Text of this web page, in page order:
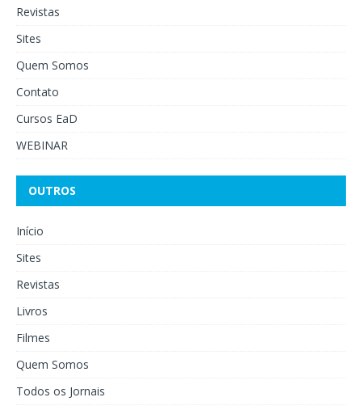
Revistas
Sites
Quem Somos
Contato
Cursos EaD
WEBINAR
OUTROS
Início
Sites
Revistas
Livros
Filmes
Quem Somos
Todos os Jornais